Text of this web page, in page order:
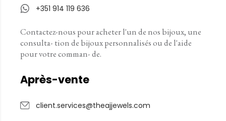
+351 914 119 636
Contactez-nous pour acheter l'un de nos bijoux, une
consulta- tion de bijoux personnalisés ou de l'aide
pour votre comman- de.
Après-vente
client.services@theajjewels.com